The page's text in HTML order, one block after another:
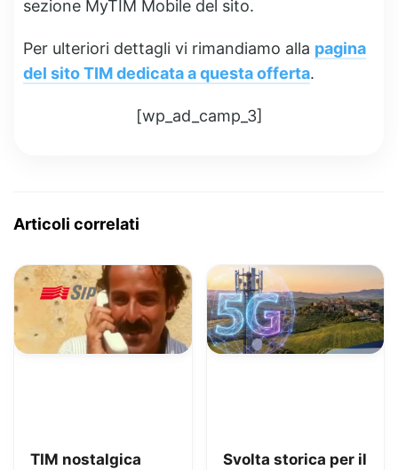
sezione MyTIM Mobile del sito.
Per ulteriori dettagli vi rimandiamo alla pagina
del sito TIM dedicata a questa offerta.
[wp_ad_camp_3]
Articoli correlati
TIM nostalgica
Svolta storica per il